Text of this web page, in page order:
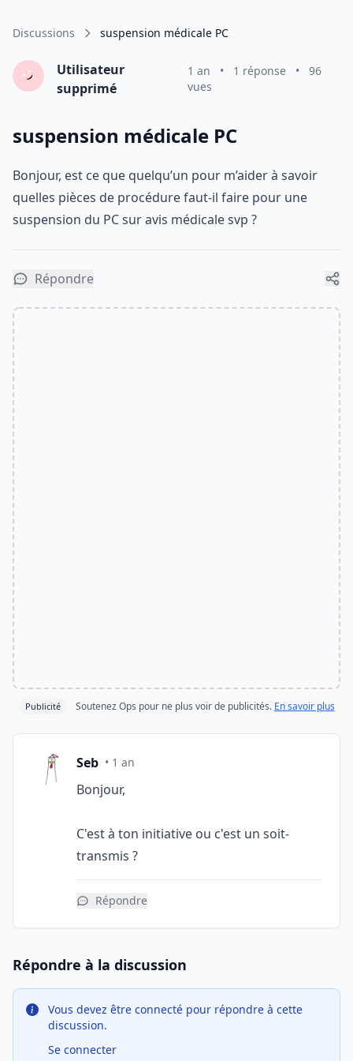
Discussions suspension médicale PC
Utilisateur
supprimé
1 an • 1 réponse •
96
vues
suspension médicale PC
Bonjour, est ce que quelqu’un pour m’aider à savoir
quelles pièces de procédure faut-il faire pour une
suspension du PC sur avis médicale svp ?
Répondre
Publicité Soutenez Ops pour ne plus voir de publicités. En savoir plus
Seb • 1 an
Bonjour,
C'est à ton initiative ou c'est un soit-
transmis ?
Répondre
Répondre à la discussion
Vous devez être connecté pour répondre à cette
discussion.
Se connecter